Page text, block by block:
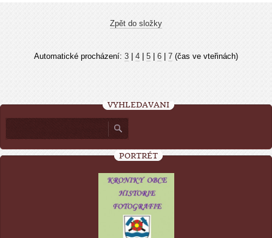
Zpět do složky
Automatické procházení: 3 4 5 6 7 (čas ve vteřinách)
VYHLEDÁVÁNÍ
PORTRÉT